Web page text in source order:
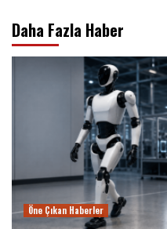
Daha Fazla Haber
Öne Çıkan Haberler